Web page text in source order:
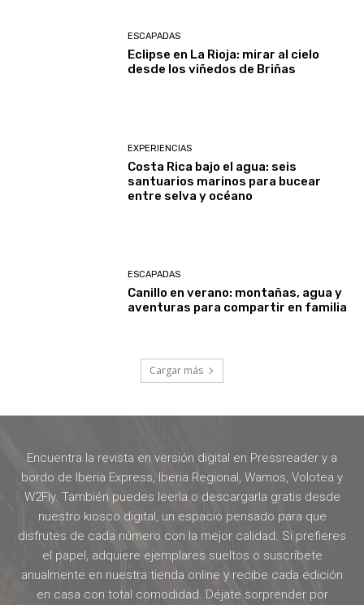
ESCAPADAS
Eclipse en La Rioja: mirar al cielo
desde los viñedos de Briñas
EXPERIENCIAS
Costa Rica bajo el agua: seis
santuarios marinos para bucear
entre selva y océano
ESCAPADAS
Canillo en verano: montañas, agua y
aventuras para compartir en familia
Cargar más
Encuentra la revista en versión digital en Pressreader y a
bordo de Iberia Express, Iberia Regional, Wamos, Volotea y
W2Fly. También puedes leerla o descargarla gratis desde
nuestro kiosco digital, un espacio pensado para que
disfrutes de cada número con la mejor calidad. Si prefieres
el papel, adquiere ejemplares sueltos o suscríbete
anualmente en nuestra tienda online y recibe cada edición
en casa con total comodidad. Déjate sorprender por